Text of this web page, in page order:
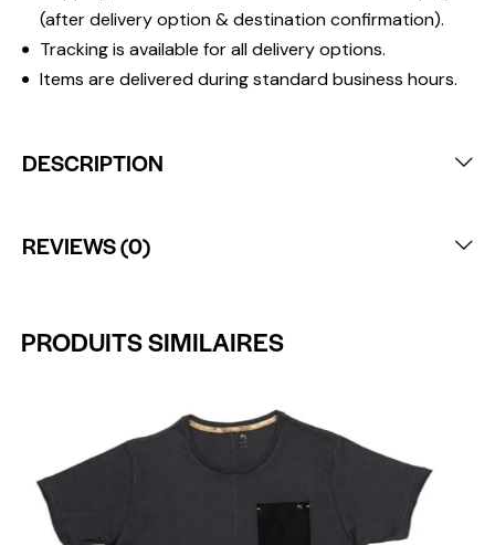
(after delivery option & destination confirmation).
Tracking is available for all delivery options.
Items are delivered during standard business hours.
DESCRIPTION
REVIEWS (0)
PRODUITS SIMILAIRES